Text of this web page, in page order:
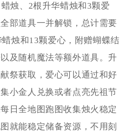
烛、2根升华蜡烛和3颗爱
部道具一并解锁，总计需要
烛和13颗爱心，附赠蝴蝶结
及随机魔法等额外道具。升
祭获取，爱心可以通过和好
小金人兑换或者点亮先祖节
日全地图跑图收集烛火稳定
就能稳定储备资源，不用刻